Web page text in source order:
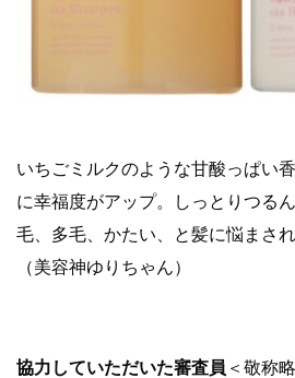
いちごミルクのような甘酸っぱい
に幸福度がアップ。しっとりつる
毛、多毛、かたい、と髪に悩まさ
（美容神ゆりちゃん）
協力していただいた審査員 ＜敬称